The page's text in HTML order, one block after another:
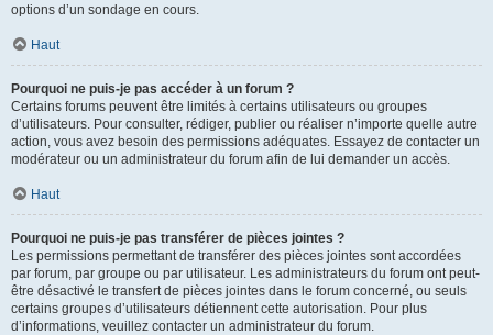
options d’un sondage en cours.
Haut
Pourquoi ne puis-je pas accéder à un forum ?
Certains forums peuvent être limités à certains utilisateurs ou groupes
d’utilisateurs. Pour consulter, rédiger, publier ou réaliser n’importe quelle autre
action, vous avez besoin des permissions adéquates. Essayez de contacter un
modérateur ou un administrateur du forum afin de lui demander un accès.
Haut
Pourquoi ne puis-je pas transférer de pièces jointes ?
Les permissions permettant de transférer des pièces jointes sont accordées
par forum, par groupe ou par utilisateur. Les administrateurs du forum ont peut-
être désactivé le transfert de pièces jointes dans le forum concerné, ou seuls
certains groupes d’utilisateurs détiennent cette autorisation. Pour plus
d’informations, veuillez contacter un administrateur du forum.